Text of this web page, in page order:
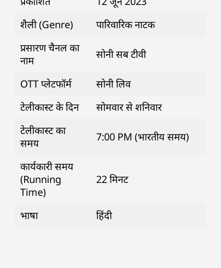
शैली (Genre)
पारिवारिक नाटक
प्रसारण चैनल का
नाम
सोनी सब टीवी
OTT प्लेटफॉर्म
सोनी लिव
टेलीकास्ट के दिन
सोमवार से शनिवार
टेलीकास्ट का
समय
7:00 PM (भारतीय समय)
कार्यकारी समय
(Running
Time)
22 मिनट
भाषा हिंदी